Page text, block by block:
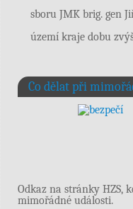
sboru JMK brig. gen
území kraje dobu
Co dělat při
Odkaz na stránky HZS,
mimořádné události.